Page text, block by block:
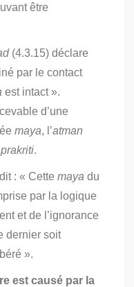
être
(4.3.15) déclare
par le contact
est intact ».
d’une
maya, l’atman
prakriti.
: « Cette maya du
par la logique
et de l’ignorance
dernier soit
».
est causé par la